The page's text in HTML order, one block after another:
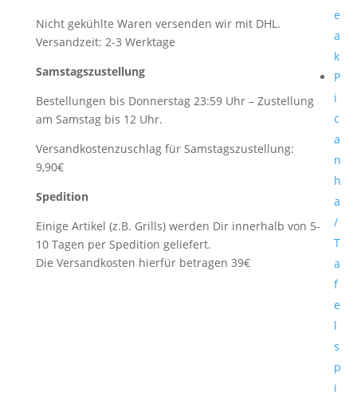
e
a
k
P
i
c
a
n
h
a
/
T
a
f
e
l
s
p
i
Nicht gekühlte Waren versenden wir mit DHL.
Versandzeit: 2-3 Werktage
Samstagszustellung
Bestellungen bis Donnerstag 23:59 Uhr – Zustellung
am Samstag bis 12 Uhr.
Versandkostenzuschlag für Samstagszustellung:
9,90€
Spedition
Einige Artikel (z.B. Grills) werden Dir innerhalb von 5-
10 Tagen per Spedition geliefert.
Die Versandkosten hierfür betragen 39€